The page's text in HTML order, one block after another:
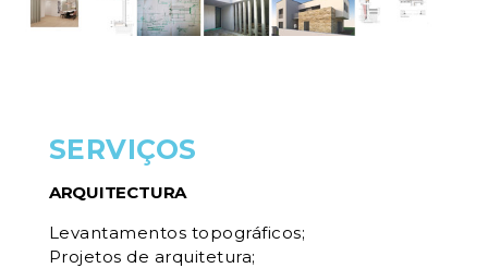
SERVIÇOS
ARQUITECTURA
Levantamentos topográficos;
Projetos de arquitetura;